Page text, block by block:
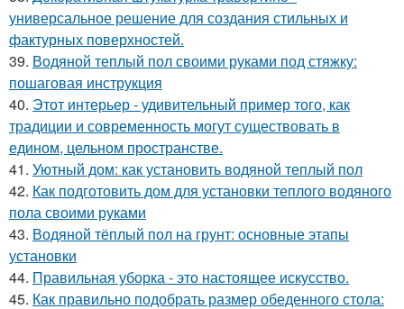
универсальное решение для создания стильных и
фактурных поверхностей.
39. Водяной теплый пол своими руками под стяжку:
пошаговая инструкция
40. Этот интерьер - удивительный пример того, как
традиции и современность могут существовать в
едином, цельном пространстве.
41. Уютный дом: как установить водяной теплый пол
42. Как подготовить дом для установки теплого водяного
пола своими руками
43. Водяной тёплый пол на грунт: основные этапы
установки
44. Правильная уборка - это настоящее искусство.
45. Как правильно подобрать размер обеденного стола: